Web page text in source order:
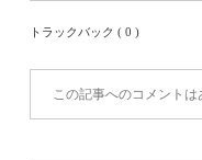
トラックバック ( 0 )
この記事へのコメントは